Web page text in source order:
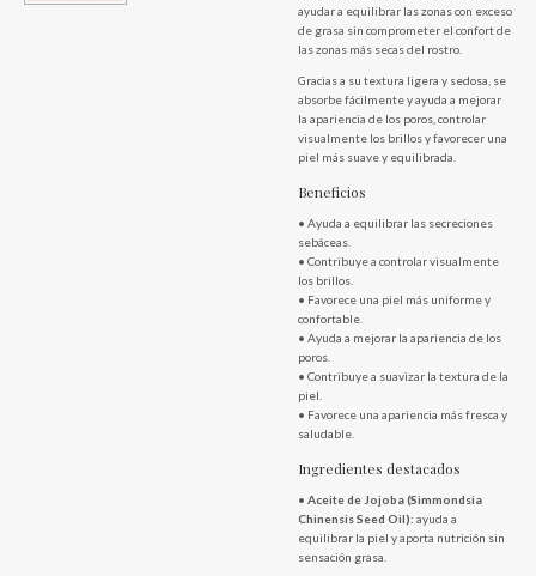
ayudar a equilibrar las zonas con exceso
de grasa sin comprometer el confort de
las zonas más secas del rostro.
Gracias a su textura ligera y sedosa, se
absorbe fácilmente y ayuda a mejorar
la apariencia de los poros, controlar
visualmente los brillos y favorecer una
piel más suave y equilibrada.
Beneficios
• Ayuda a equilibrar las secreciones
sebáceas.
• Contribuye a controlar visualmente
los brillos.
• Favorece una piel más uniforme y
confortable.
• Ayuda a mejorar la apariencia de los
poros.
• Contribuye a suavizar la textura de la
piel.
• Favorece una apariencia más fresca y
saludable.
Ingredientes destacados
• Aceite de Jojoba (Simmondsia
Chinensis Seed Oil): ayuda a
equilibrar la piel y aporta nutrición sin
sensación grasa.